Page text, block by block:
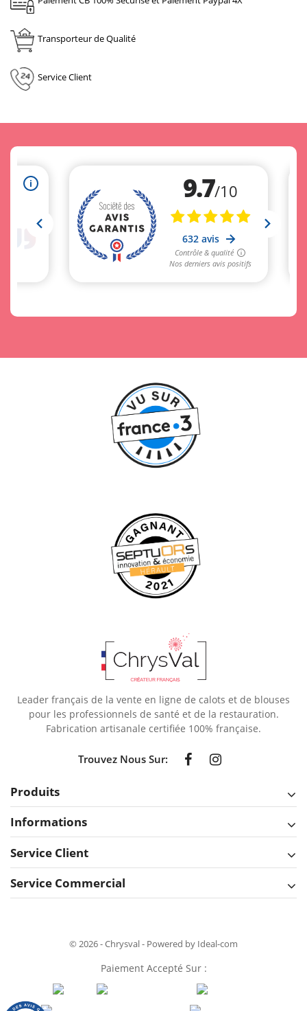
Transporteur de Qualité
Service Client
Leader français de la vente en ligne de calots et de blouses
pour les professionnels de santé et de la restauration.
Fabrication artisanale certifiée 100% française.
Trouvez Nous Sur:
Produits
Informations
Service Client
Service Commercial
© 2026 - Chrysval - Powered by Ideal-com
Paiement Accepté Sur :